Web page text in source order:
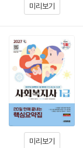
미리보기
미리보기